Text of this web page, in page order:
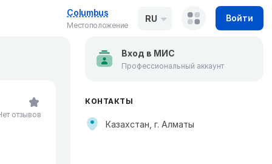
Columbus
Местоположение
RU Войти
отзывов
Вход в МИС
Профессиональный аккаунт
КОНТАКТЫ
Казахстан, г. Алматы